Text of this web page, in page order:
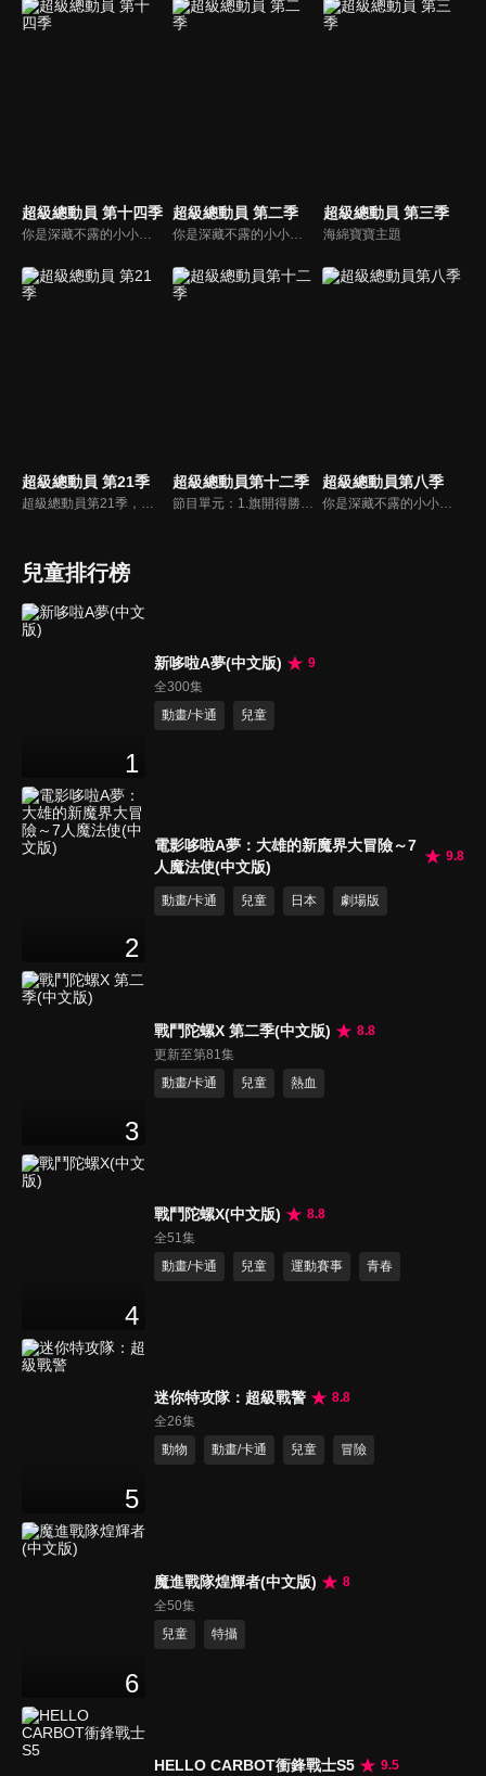
超級總動員 第十四季 超級總動員 第二季
你是深藏不露的小小才藝達人嗎？還是厲害的超級遊戲王，節目中哥哥姐姐要帶著小朋友們闖關拿獎金，快快一起來挑戰吧!!
超級總動員 第三季
海綿寶寶主題
超級總動員 第21季
超級總動員第21季，全新場景、全新內容 、全新遊戲關卡，跟著超級總動員一起環遊世界！考驗好友和團體的合作默契，腦力激盪、精采絕倫才藝秀、十八般武藝完美演出。全國小學校際交流與趣味競技比賽，適合全家觀賞的優質益智節目！
超級總動員第十二季
節目單元：1.旗開得勝。2.老師點點名。3.超級偶像。4. OOXX。5.環環相扣。你是深藏不露的小小才藝達人嗎？還是厲害的超級遊戲王，節目中哥哥姐姐要帶著小朋友們闖關拿獎金，快快一起來挑戰吧!!
超級總動員第八季
你是深藏不露的小小才藝達人嗎？還是厲害的超級遊戲王，節目中哥哥姐姐要帶著小朋友們闖關拿獎金，快快一起來挑戰吧!!
兒童排行榜
1
新哆啦A夢(中文版)
9
全300集
動畫/卡通
兒童
2
電影哆啦A夢：大雄的新魔界大冒險～7
人魔法使(中文版)
9.8
動畫/卡通 兒童 日本 劇場版
3
戰鬥陀螺X 第二季(中文版)
8.8
更新至第81集
動畫/卡通
兒童 熱血
4
戰鬥陀螺X(中文版)
8.8
全51集
動畫/卡通
兒童 運動賽事 青春
5
迷你特攻隊：超級戰警
8.8
全26集
動物
動畫/卡通 兒童 冒險
6
魔進戰隊煌輝者(中文版)
8
全50集
兒童
特攝
HELLO CARBOT衝鋒戰士S5
9.5